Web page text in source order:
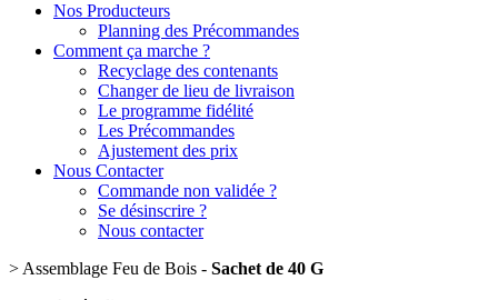
Nos Producteurs
Planning des Précommandes
Comment ça marche ?
Recyclage des contenants
Changer de lieu de livraison
Le programme fidélité
Les Précommandes
Ajustement des prix
Nous Contacter
Commande non validée ?
Se désinscrire ?
Nous contacter
> Assemblage Feu de Bois - Sachet de 40 G